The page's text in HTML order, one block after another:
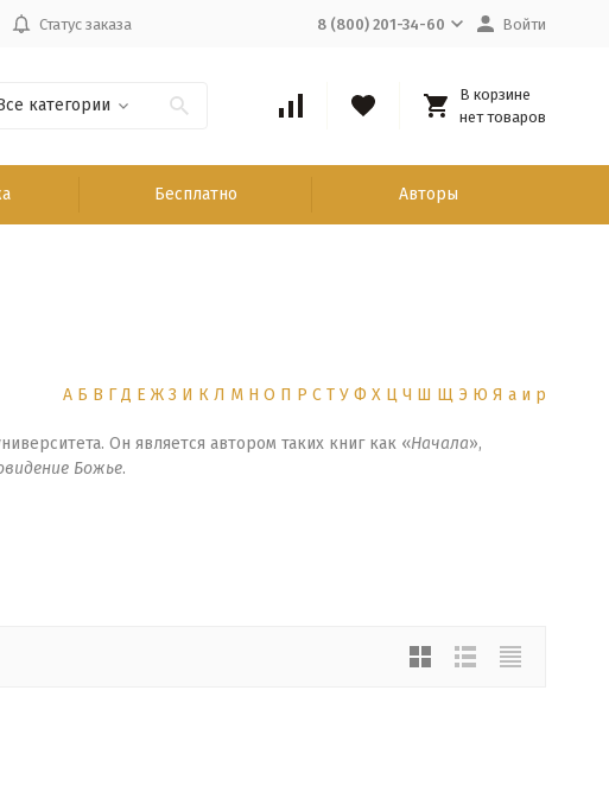
Статус заказа 8 (800) 201-34-60 Войти
категории
В корзине
нет товаров
Бесплатно Авторы
А Б В Г Д Е Ж З И К Л М Н О П Р С Т У Ф Х Ц Ч Ш Щ Э Ю Я а и р
Он является автором таких книг как «Начала»,
Божье.